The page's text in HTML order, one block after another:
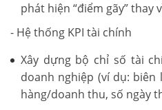
phát hiện “điểm gãy” thay
- Hệ thống KPI tài chính
Xây dựng bộ chỉ số tài
doanh nghiệp (ví dụ:
hàng/doanh thu, số ngày